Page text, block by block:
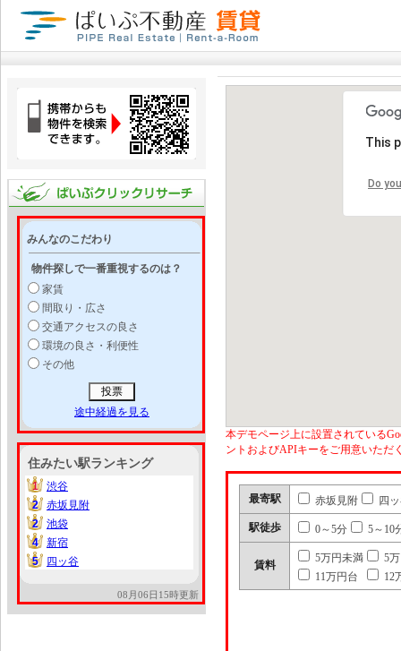
みんなのこだわり
物件探しで一番重視するのは？
家賃
間取り・広さ
交通アクセスの良さ
環境の良さ・利便性
その他
途中経過を見る
住みたい駅ランキング
1
1
渋谷
2
2
赤坂見附
2
2
池袋
4
4
新宿
5
5 四ッ谷
08月06日15時更新
This
Do
本デモページ上に設置されている
ントおよびAPIキーをご用意いただ
最寄駅 赤坂見附 四
駅徒歩 0～5分 5～10
賃料
5万円未満
5
11万円台
12